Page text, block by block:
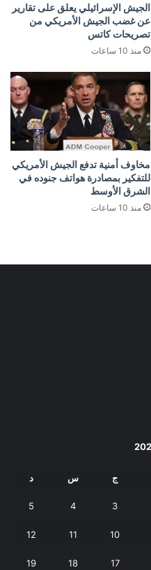
الجيش الإسرائيلي يعلق على تقارير
عن غضب الجيش الأمريكي من
تصريحات كاتس
منذ 10 ساعات
مخاوف أمنية تدفع الجيش الأمريكي
للتفكير بمصادرة هواتف جنوده في
الشرق الأوسط
منذ 10 ساعات
ج س د
3
4
5
10
11
12
17
18
19